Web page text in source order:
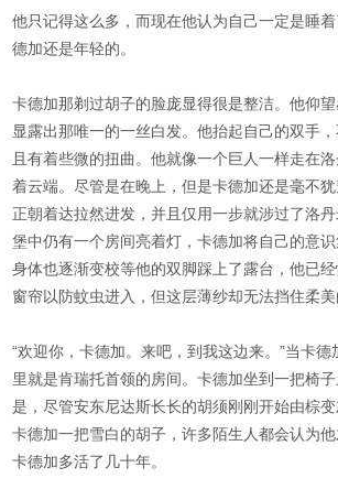
他只记得这么多，而现在他认为自己一定是睡
德加还是年轻的。
卡德加那剃过胡子的脸庞显得很是整洁。他仰
显露出那唯一的一丝白发。他抬起自己的双手
且有着些微的扭曲。他就像一个巨人一样走在
着云端。尽管是在晚上，但是卡德加还是毫不
正朝着达拉然进发，并且仅用一步就涉过了洛
堡中仍有一个房间亮着灯，卡德加将自己的意
身体也逐渐变校等他的双脚踩上了露台，他已
窗帘以防蚊虫进入，但这层薄纱却无法挡住柔
“欢迎你，卡德加。来吧，到我这边来。”当卡
里就是肯瑞托首领的房间。卡德加坐到一把椅
是，尽管安东尼达斯长长的胡须刚刚开始由棕
卡德加一把雪白的胡子，许多陌生人都会认为
卡德加多活了几十年。